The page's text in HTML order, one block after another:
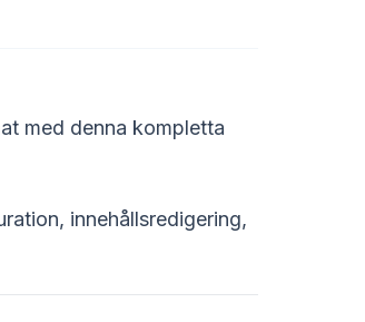
med denna kompletta
innehållsredigering,